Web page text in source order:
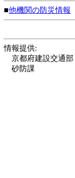
■他機関の防災情報
情報提供:
京都府建設交通部
砂防課